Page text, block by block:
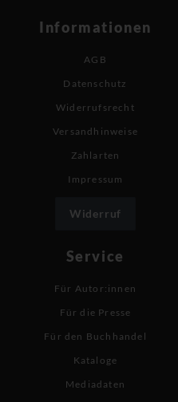
Informationen
AGB
Datenschutz
Widerrufsrecht
Versandhinweise
Zahlarten
Impressum
Widerruf
Service
Für Autor:innen
Für die Presse
Für den Buchhandel
Kataloge
Mediadaten